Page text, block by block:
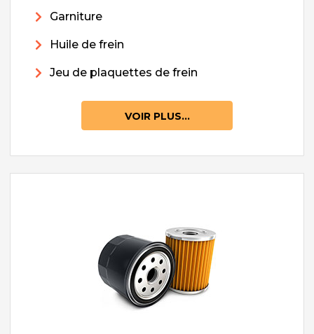
Garniture
Huile de frein
Jeu de plaquettes de frein
VOIR PLUS...